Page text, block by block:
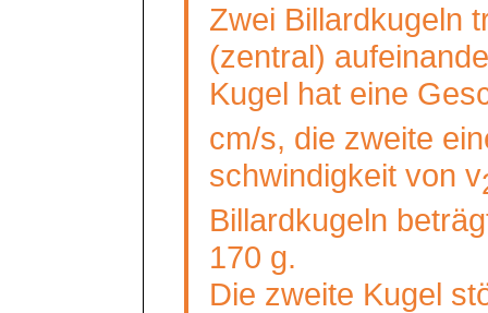
Zwei Billardkugeln
(zentral)
Kugel hat eine
cm/s, die zweite
schwindigkeitvon v
Billardkugeln
170 g.
Die zweite Kugel